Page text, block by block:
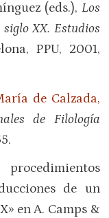
(eds.), Los
sigloXX. Estudios
PPU, 2001,
de Calzada,
de Filología
de un
en A. Camps &